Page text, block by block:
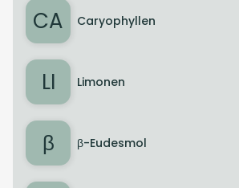
CA Caryophyllen
LI Limonen
β β-Eudesmol